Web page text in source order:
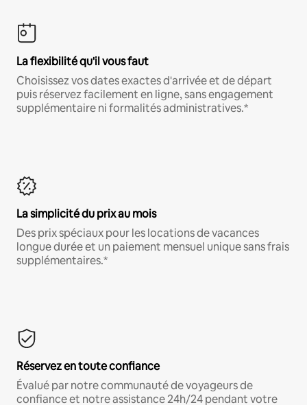
La flexibilité qu'il vous faut
Choisissez vos dates exactes d'arrivée et de départ
puis réservez facilement en ligne, sans engagement
supplémentaire ni formalités administratives.*
La simplicité du prix au mois
Des prix spéciaux pour les locations de vacances
longue durée et un paiement mensuel unique sans frais
supplémentaires.*
Réservez en toute confiance
Évalué par notre communauté de voyageurs de
confiance et notre assistance 24h/24 pendant votre